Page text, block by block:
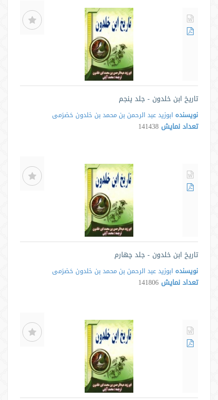
تاریخ ابن خلدون - جلد پنجم
نویسنده ابوزید عبد الرحمن بن محمد بن خلدون حَضرَمی
تعداد نمایش 141438
تاریخ ابن خلدون - جلد چهارم
نویسنده ابوزید عبد الرحمن بن محمد بن خلدون حَضرَمی
تعداد نمایش 141806